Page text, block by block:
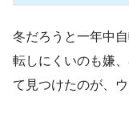
冬だろうと一年中
転しにくいのも嫌
て見つけたのが、